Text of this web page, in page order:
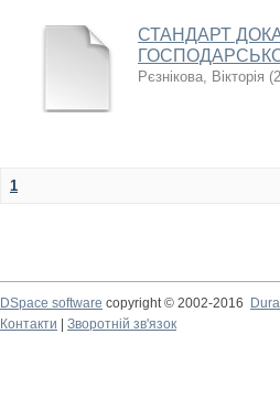
СТАНДАРТ
Рєзнікова, Вікторія (
1
DSpace software copyright © 2002-2016
Контакти
Зворотній зв'язок